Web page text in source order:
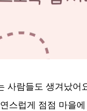
람들도 생겨났어
스럽게 점점 마을